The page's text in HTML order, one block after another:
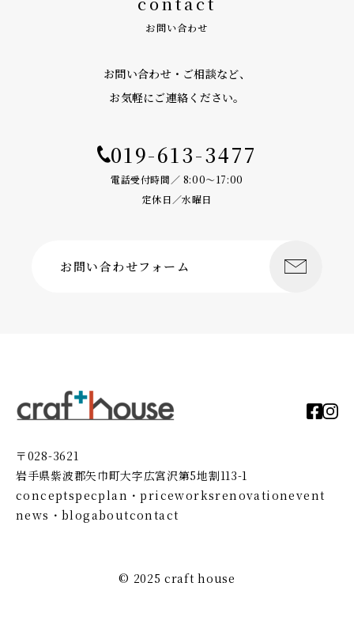
お問い合わせ
お問い合わせ・ご相談など、
お気軽にご連絡ください。
019-613-3477
電話受付時間／ 8:00〜17:00
定休日／水曜日
お問い合わせフォーム
〒028-3621
岩手県紫波郡矢巾町大字広宮沢第5地割113-1
conceptspecplan・priceworksrenovationevent
news・blogaboutcontact
© 2025 craft house